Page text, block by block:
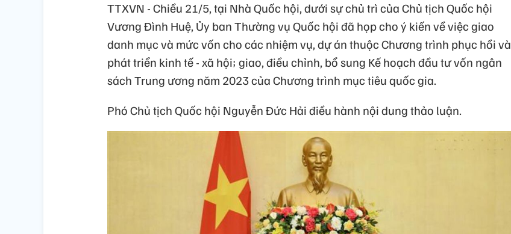
TTXVN - Chiều 21/5, tại Nhà Quốc hội, dưới sự chủ trì của Chủ tịch Quốc hội
Vương Đình Huệ, Ủy ban Thường vụ Quốc hội đã họp cho ý kiến về việc giao
danh mục và mức vốn cho các nhiệm vụ, dự án thuộc Chương trình phục hồi và
phát triển kinh tế - xã hội; giao, điều chỉnh, bổ sung Kế hoạch đầu tư vốn ngân
sách Trung ương năm 2023 của Chương trình mục tiêu quốc gia.
Phó Chủ tịch Quốc hội Nguyễn Đức Hải điều hành nội dung thảo luận.